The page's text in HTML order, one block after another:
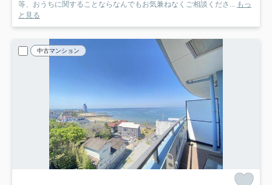
等、おうちに関することならなんでもお気兼ねなくご相談くださ... もっ
と見る
中古マンション